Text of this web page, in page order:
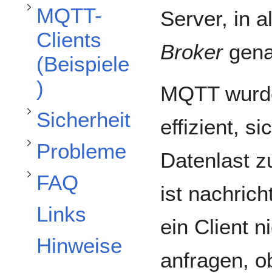
MQTT-
Clients
(Beispiele
)
Sicherheit
Unterabschnitt Sicherheit umschalten
Probleme
Unterabschnitt Probleme umschalten
FAQ
Unterabschnitt FAQ umschalten
Links
Hinweise
Server, in
Broker
MQTT
effizient,
Datenlast
ist
ein Client
anfragen,